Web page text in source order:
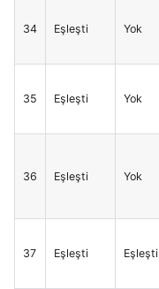
34 Eşleşti Yok
35 Eşleşti Yok
36 Eşleşti Yok
37 Eşleşti Eşleşti